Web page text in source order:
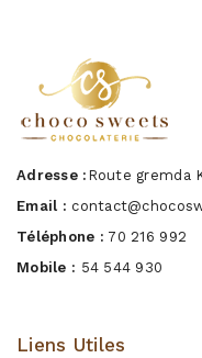
Adresse : Route gremda
Email :
Téléphone : 70 216 992
Mobile : 54 544 930
Liens Utiles